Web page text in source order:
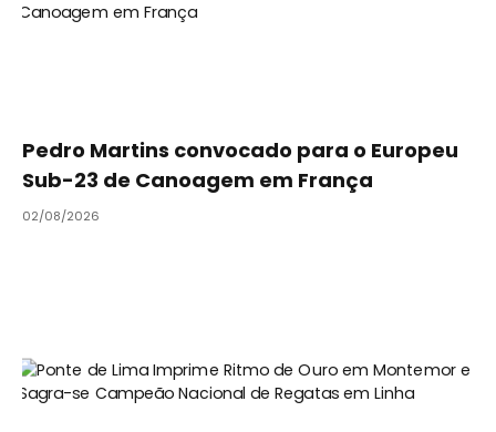
Pedro Martins convocado para o Europeu
Sub-23 de Canoagem em França
02/08/2026